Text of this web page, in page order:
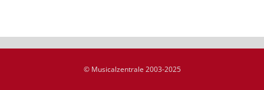
© Musicalzentrale 2003-2025